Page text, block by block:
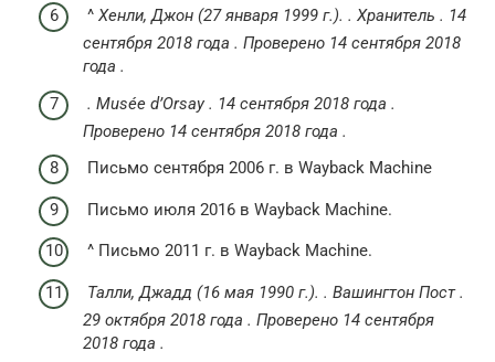
^ Хенли, Джон (27 января 1999 г.). . Хранитель . 14
сентября 2018 года . Проверено 14 сентября 2018
года .
. Musée d’Orsay. 14 сентября 2018 года .
Проверено 14 сентября 2018 года .
Письмо сентября 2006 г. в Wayback Machine
Письмо июля 2016 в Wayback Machine.
^ Письмо 2011 г. в Wayback Machine.
Талли, Джадд (16 мая 1990 г.). . Вашингтон Пост.
29 октября 2018 года . Проверено 14 сентября
2018 года .